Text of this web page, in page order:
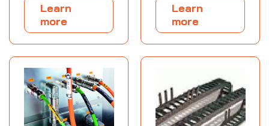
Learn
more
Learn
more